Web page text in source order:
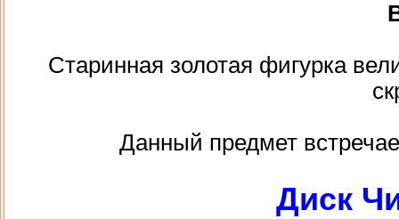
Старинная золотая фигурка
Данный предмет
Диск